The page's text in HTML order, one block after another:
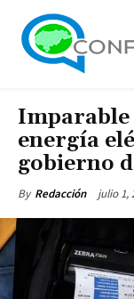
energía
gobierno
By Redacción julio 1,